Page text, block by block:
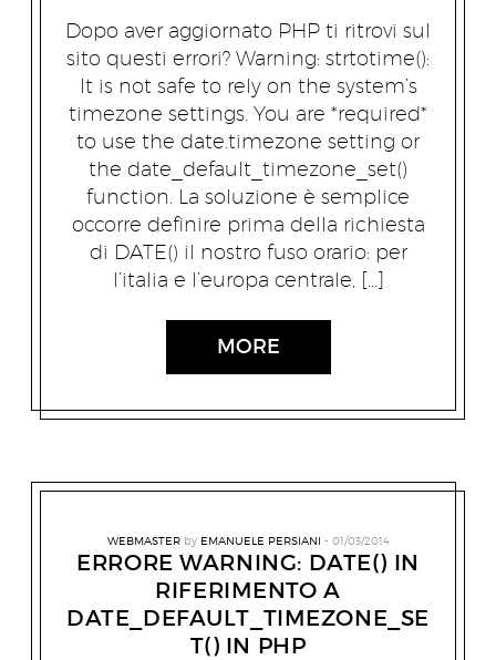
Dopo aver aggiornato PHP ti ritrovi sul
sito questi errori? Warning: strtotime():
It is not safe to rely on the system’s
timezone settings. You are *required*
to use the date.timezone setting or
the date_default_timezone_set()
function. La soluzione è semplice
occorre definire prima della richiesta
di DATE() il nostro fuso orario: per
l’italia e l’europa centrale, […]
MORE
WEBMASTER by EMANUELE PERSIANI 01/03/2014
ERRORE WARNING: DATE() IN
RIFERIMENTO A
DATE_DEFAULT_TIMEZONE_SE
T() IN PHP